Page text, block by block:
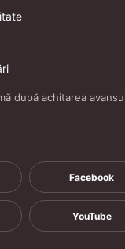
după achitarea
Facebook
YouTube